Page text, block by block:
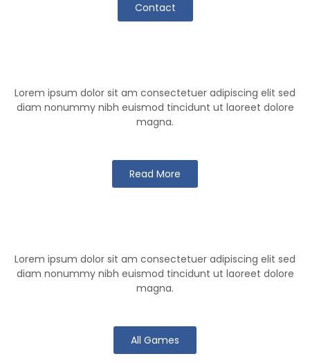
Contact
Lorem ipsum dolor sit am consectetuer adipiscing elit sed
diam nonummy nibh euismod tincidunt ut laoreet dolore
magna.
Read More
Lorem ipsum dolor sit am consectetuer adipiscing elit sed
diam nonummy nibh euismod tincidunt ut laoreet dolore
magna.
All Games